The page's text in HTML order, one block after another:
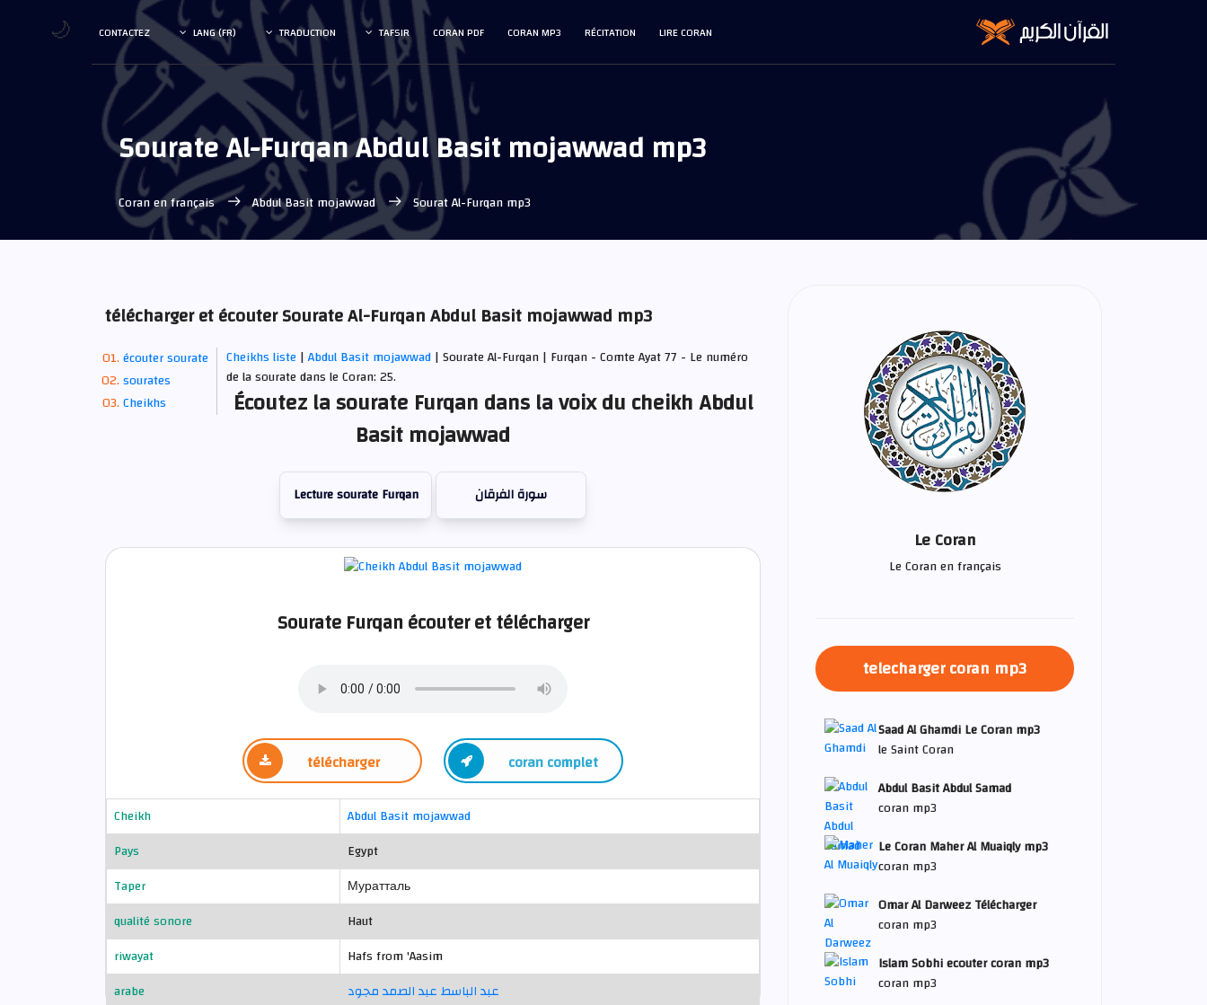
LIRE CORAN
RÉCITATION
CORAN MP3
CORAN PDF
TAFSIR
TRADUCTION
LANG (FR)
CONTACTEZ
Sourate Al-Furqan Abdul Basit mojawwad mp3
Coran en français Abdul Basit mojawwad Sourat Al-Furqan mp3
télécharger et écouter Sourate Al-Furqan Abdul Basit mojawwad mp3
écouter sourate
sourates
Cheikhs
Cheikhs liste |Abdul Basit mojawwad| Sourate Al-Furqan | Furqan - Comte Ayat 77 - Le numéro
de la sourate dans le Coran: 25.
Écoutez la sourate Furqan dans la voix du cheikh Abdul
Basit mojawwad
Lecture sourate Furqan سورة الفرقان
Sourate Furqan écouter et télécharger
télécharger coran complet
Cheikh
Abdul Basit mojawwad
Pays
Egypt
Taper
Муратталь
qualité sonore
Haut
riwayat
Hafs from 'Aasim
arabe
عبد الباسط عبد الصمد مجود
Le Coran
Le Coran en français
telecharger coran mp3
Saad Al Ghamdi Le Coran mp3
le Saint Coran
Abdul Basit Abdul Samad
coran mp3
Le Coran Maher Al Muaiqly mp3
coran mp3
Omar Al Darweez Télécharger
coran mp3
Islam Sobhi ecouter coran mp3
coran mp3
🌙